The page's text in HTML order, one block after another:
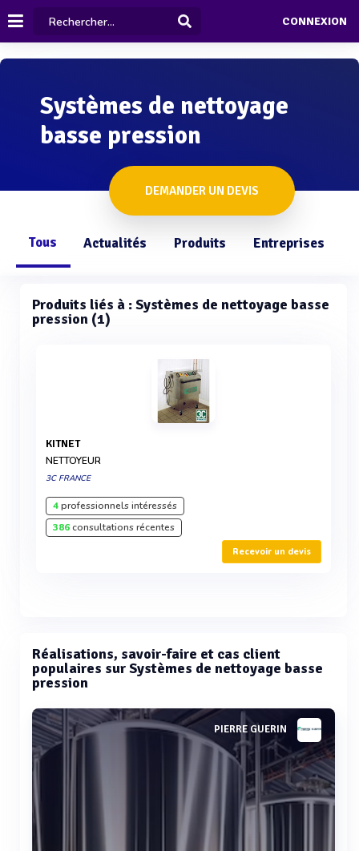
CONNEXION
Systèmes de nettoyage
basse pression
DEMANDER UN DEVIS
Tous Actualités Produits Entreprises
Produits liés à : Systèmes de nettoyage basse
pression (1)
KITNET
NETTOYEUR
3C FRANCE
4professionnels intéressés
386consultations récentes
Recevoir un devis
Réalisations, savoir-faire et cas client
populaires sur Systèmes de nettoyage basse
pression
PIERRE GUERIN